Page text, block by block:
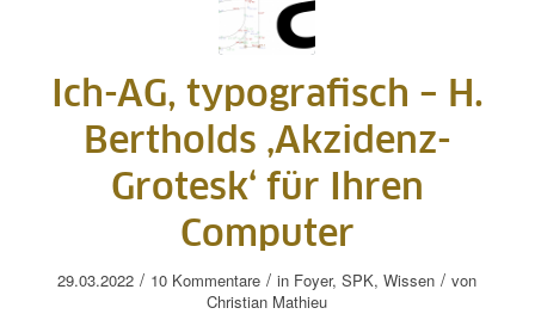
Ich-AG, typografisch – H.
Bertholds ‚Akzidenz-
Grotesk‘ für Ihren
Computer
29.03.2022 / 10 Kommentare / in Foyer,SPK,Wissen / von
Christian Mathieu